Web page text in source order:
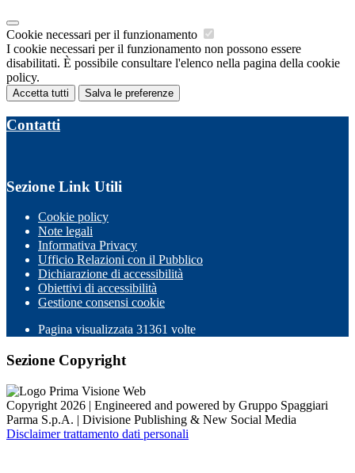
Cookie necessari per il funzionamento
I cookie necessari per il funzionamento non possono essere
disabilitati. È possibile consultare l'elenco nella pagina della cookie
policy.
Accetta tutti Salva le preferenze
Contatti
Sezione Link Utili
Cookie policy
Note legali
Informativa Privacy
Ufficio Relazioni con il Pubblico
Dichiarazione di accessibilità
Obiettivi di accessibilità
Gestione consensi cookie
Pagina visualizzata 31361 volte
Sezione Copyright
Copyright 2026 | Engineered and powered by Gruppo Spaggiari
Parma S.p.A. | Divisione Publishing & New Social Media
Disclaimer trattamento dati personali